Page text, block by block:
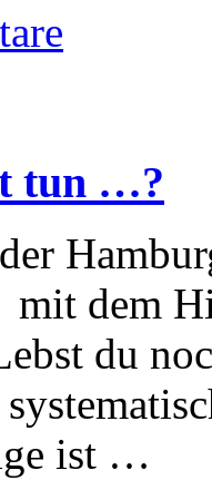
tun …?
dem
du
ist …